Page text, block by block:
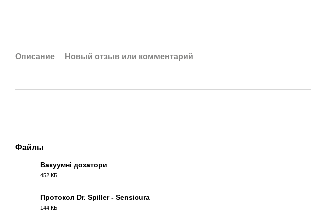
Описание Новый отзыв или комментарий
Файлы
Вакуумні дозатори
452 КБ
Протокол Dr. Spiller - Sensicura
144 КБ